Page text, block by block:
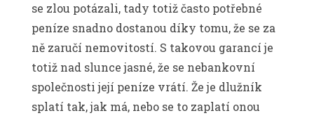
se zlou potázali, tady totiž často potřebné
peníze snadno dostanou díky tomu, že se za
ně zaručí nemovitostí. S takovou garancí je
totiž nad slunce jasné, že se nebankovní
společnosti její peníze vrátí. Že je dlužník
splatí tak, jak má, nebo se to zaplatí onou